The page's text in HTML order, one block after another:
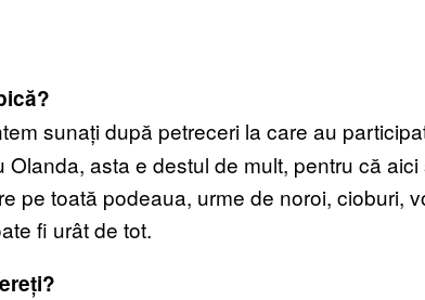
sunați după petreceri la care au
asta e destul de mult, pentru că
pe toată podeaua, urme de noroi, cioburi,
fi urât de tot.